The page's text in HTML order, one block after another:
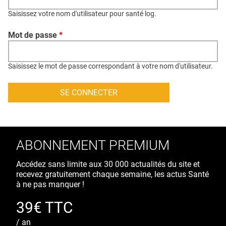
CONTACT
CRÉDITS
Saisissez votre nom d'utilisateur pour santé log.
Mot de passe *
Saisissez le mot de passe correspondant à votre nom d'utilisateur.
ABONNEMENT PREMIUM
Accédez sans limite aux 30 000 actualités du site et
recevez gratuitement chaque semaine, les actus Santé
à ne pas manquer !
39€ TTC
/ an